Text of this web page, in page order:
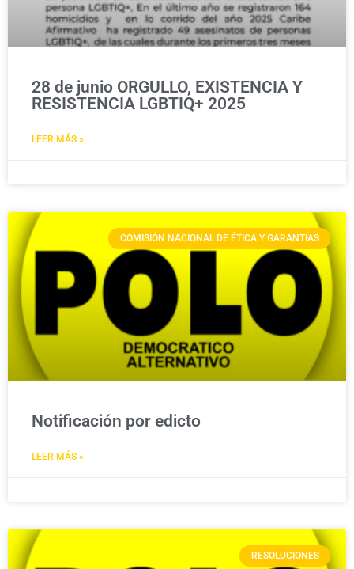
28 de junio ORGULLO, EXISTENCIA Y
RESISTENCIA LGBTIQ+ 2025
LEER MÁS »
COMISIÓN NACIONAL DE ÉTICA Y GARANTÍAS
Notificación por edicto
LEER MÁS »
RESOLUCIONES